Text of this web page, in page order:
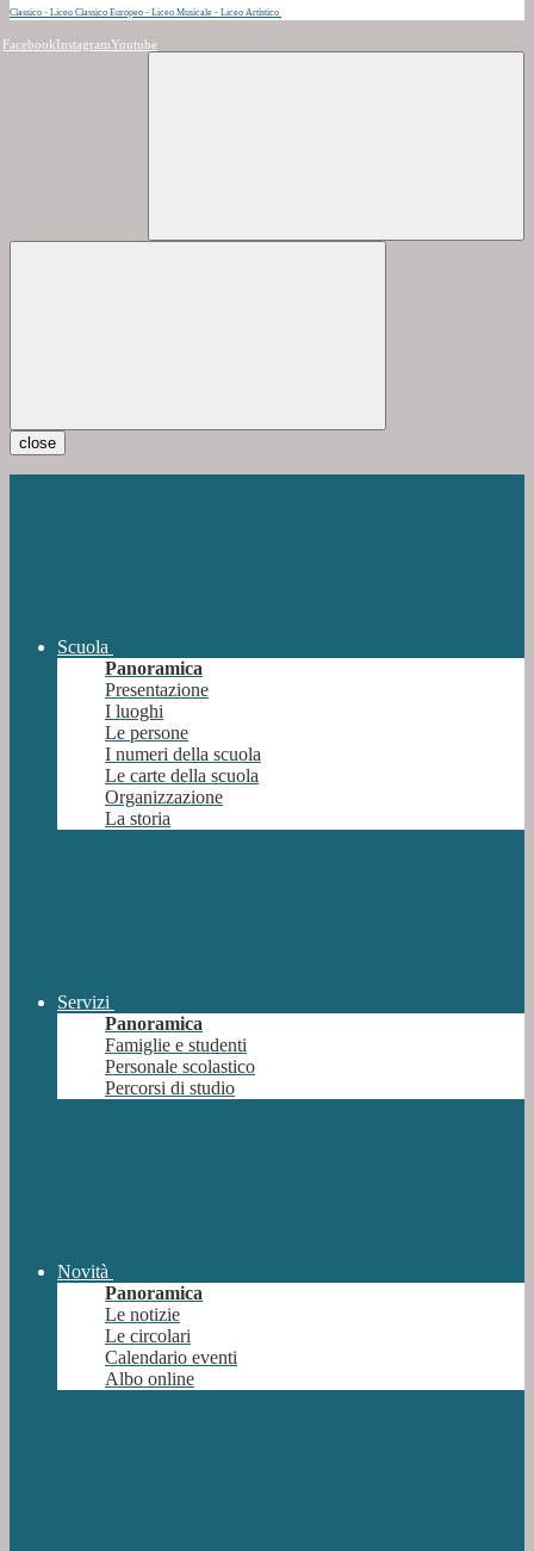
Classico - Liceo Classico Europeo - Liceo Musicale - Liceo Artistico
Facebook InstagramYoutube
close
Scuola
Panoramica
Presentazione
I luoghi
Le persone
I numeri della scuola
Le carte della scuola
Organizzazione
La storia
Servizi
Panoramica
Famiglie e studenti
Personale scolastico
Percorsi di studio
Novità
Panoramica
Le notizie
Le circolari
Calendario eventi
Albo online